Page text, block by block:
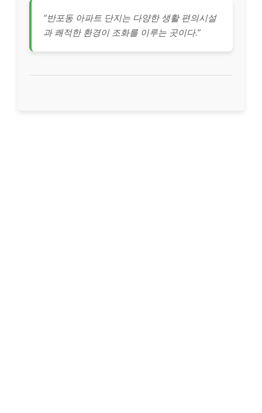
“반포동 아파트 단지는 다양한 생활 편의시설
과 쾌적한 환경이 조화를 이루는 곳이다.”